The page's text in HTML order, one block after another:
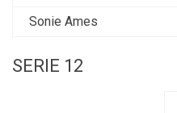
Sonie Ames
SERIE 12